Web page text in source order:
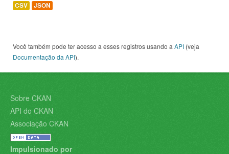
CSV JSON
Você também pode ter acesso a esses registros usando a API (veja
Documentação da API).
Sobre CKAN
API do CKAN
Associação CKAN
Impulsionado por